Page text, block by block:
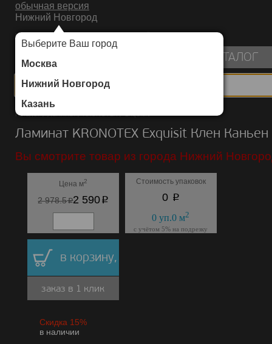
обычная версия
Нижний Новгород
Выберите Ваш город
Москва
Нижний Новгород
Казань
ИНТЕРНЕТ-МАГАЗИН НАПОЛЬНЫХ ПОКРЫТИЙ
КАТАЛОГ
Каталог/Ламинат/KRONOTEX/Exquisit
Ламинат KRONOTEX Exquisit Клен Каньен
Вы смотрите товар из города Нижний
Цена м2
2 978.5p2 590p
Стоимость упаковок
0 p
0 уп.0 м2
с учётом 5% на подрезку
в корзину,
заказ в 1 клик
Скидка 15%
в наличии